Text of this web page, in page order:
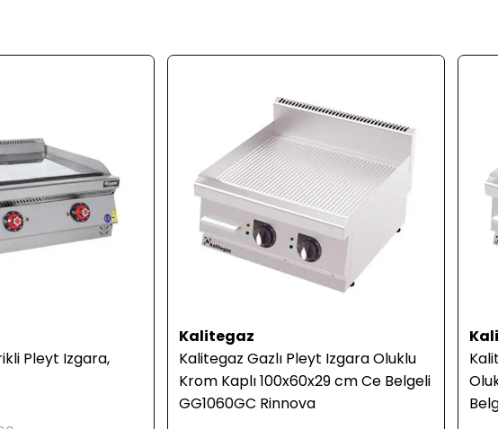
Pleyt Izgara,
Kalitegaz
Kalitegaz Gazlı Pleyt Izgara Oluklu
Krom Kaplı 100x60x29 cm Ce Belgeli
GG1060GC Rinnova